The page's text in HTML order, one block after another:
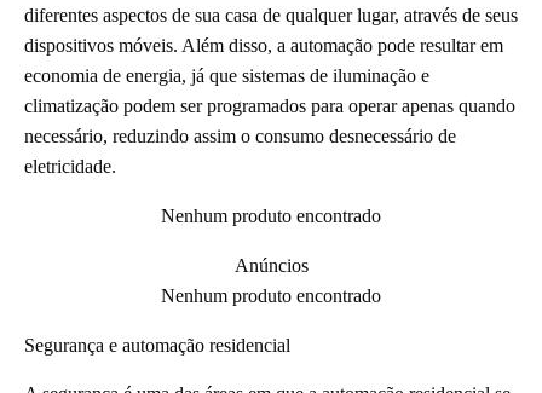
diferentes aspectos de sua casa de qualquer lugar, através de seus
dispositivos móveis. Além disso, a automação pode resultar em
economia de energia, já que sistemas de iluminação e
climatização podem ser programados para operar apenas quando
necessário, reduzindo assim o consumo desnecessário de
eletricidade.
Nenhum produto encontrado
Anúncios
Nenhum produto encontrado
Segurança e automação residencial